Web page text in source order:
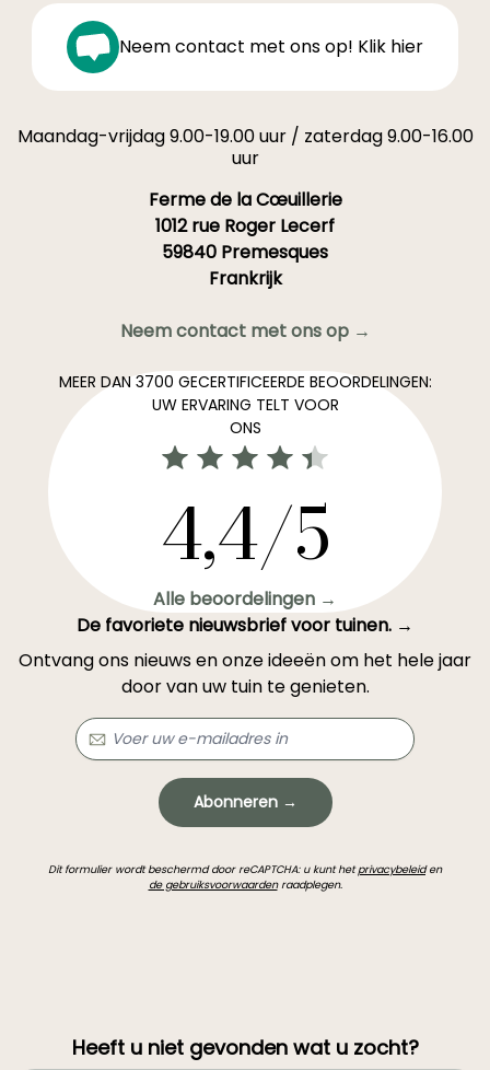
Neem contact met ons op! Klik hier
Maandag-vrijdag 9.00-19.00 uur / zaterdag 9.00-16.00
uur
Ferme de la Cœuillerie
1012 rue Roger Lecerf
59840 Premesques
Frankrijk
Neem contact met ons op →
MEER DAN 3700 GECERTIFICEERDE BEOORDELINGEN:
UW ERVARING TELT VOOR
ONS
4,4/5
Alle beoordelingen →
De favoriete nieuwsbrief voor tuinen. →
Ontvang ons nieuws en onze ideeën om het hele jaar
door van uw tuin te genieten.
Abonneren →
Dit formulier wordt beschermd door reCAPTCHA: u kunt hetprivacybeleiden
de gebruiksvoorwaardenraadplegen.
Heeft u niet gevonden wat u zocht?